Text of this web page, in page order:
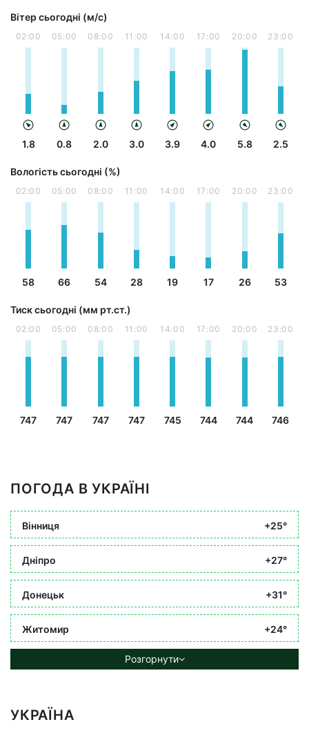
Вітер сьогодні (м/с)
02:00
1.8
05:00
0.8
08:00
2.0
11:00
3.0
14:00
3.9
17:00
4.0
20:00
5.8
23:00
2.5
Вологість сьогодні (%)
02:00
58
05:00
66
08:00
54
11:00
28
14:00
19
17:00
17
20:00
26
23:00
53
Тиск сьогодні (мм рт.ст.)
02:00
747
05:00
747
08:00
747
11:00
747
14:00
745
17:00
744
20:00
744
23:00
746
ПОГОДА В УКРАЇНІ
Вінниця +25°
Дніпро +27°
Донецьк +31°
Житомир +24°
Розгорнути
УКРАЇНА